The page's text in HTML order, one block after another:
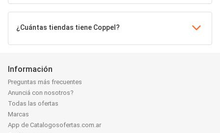
¿Cuántas tiendas tiene Coppel?
Información
Preguntas más frecuentes
Anunciá con nosotros?
Todas las ofertas
Marcas
App de Catalogosofertas.com.ar